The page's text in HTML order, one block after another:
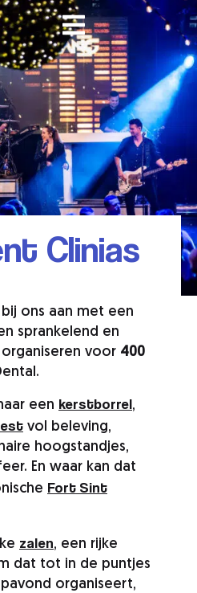
Clinias
ons aan met een
sprankelend en
voor 400
een kerstborrel,
vol beleving,
hoogstandjes,
En waar kan dat
Fort Sint
zalen, een rijke
dat tot in de puntjes
organiseert,